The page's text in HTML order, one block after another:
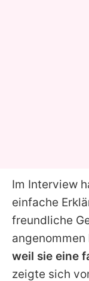
Im Interview
einfache
freundliche
angenommen
weil sie eine
zeigte sich